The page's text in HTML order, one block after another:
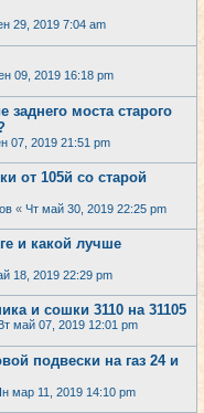
29, 2019 7:04 am
09, 2019 16:18 pm
моста старого
07, 2019 21:51 pm
от 105й со старой
« Чт май 30, 2019 22:25 pm
и какой лучше
18, 2019 22:29 pm
и сошки 3110 на 31105
май 07, 2019 12:01 pm
подвески на газ 24 и
мар 11, 2019 14:10 pm